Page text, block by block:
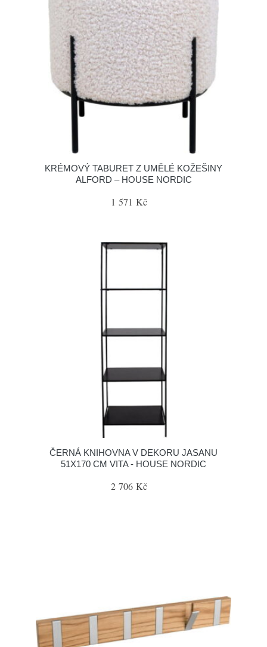
KRÉMOVÝ TABURET Z UMĚLÉ KOŽEŠINY
ALFORD – HOUSE NORDIC
1 571 Kč
ČERNÁ KNIHOVNA V DEKORU JASANU
51X170 CM VITA - HOUSE NORDIC
2 706 Kč